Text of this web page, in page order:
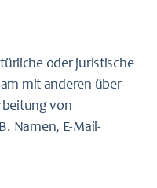
oder juristische
mit anderen über
von
Namen, E-Mail-